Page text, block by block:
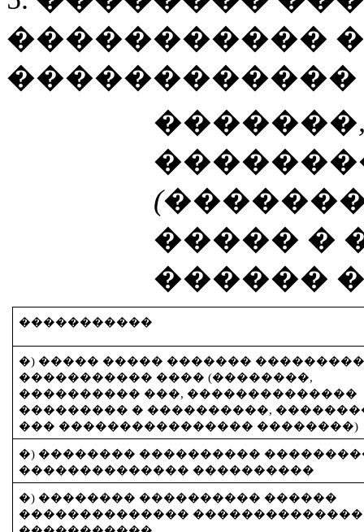
�����������
������������
����� �
������
�����������
�) ����� ����� �������
����������� ���� (��������,
���������� ���, ��������������
��������� � ����������,
��� ���������������� ��������)
�) �������� ����������
�������������� ����������
�) �������� ���������� ������
�������������� ��������������